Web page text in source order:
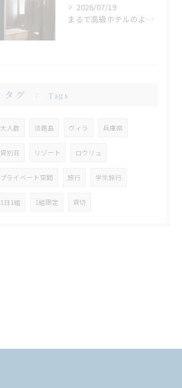
2026/07/19
まるで高級ホテルのような非日常。ガラス張りのバスルームで味わう贅沢なひととき
タグ Tags
大人数 淡路島 ヴィラ 兵庫県
貸別荘 リゾート ロウリュ
プライベート空間 旅行 学生旅行
1日1組 1組限定 貸切